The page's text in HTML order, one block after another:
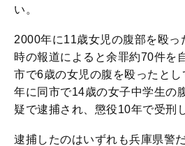
い。
2000年に11歳女児の腹部を殴っ
時の報道によると余罪約70件を
市で6歳の女児の腹を殴ったと
年に同市で14歳の女子中学生の
疑で逮捕され、懲役10年で受刑
逮捕したのはいずれも兵庫県警